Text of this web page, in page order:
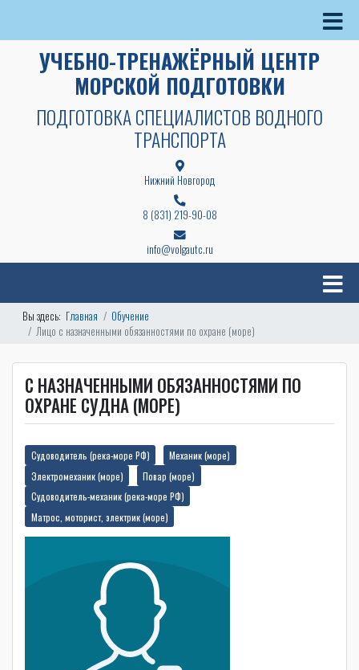
УЧЕБНО-ТРЕНАЖЁРНЫЙ ЦЕНТР
МОРСКОЙ ПОДГОТОВКИ
ПОДГОТОВКА СПЕЦИАЛИСТОВ ВОДНОГО
ТРАНСПОРТА
Нижний Новгород
8 (831) 219-90-08
info@volgautc.ru
Вы здесь: Главная
Обучение
Лицо с назначенными обязанностями по охране (море)
С НАЗНАЧЕННЫМИ ОБЯЗАННОСТЯМИ ПО
ОХРАНЕ СУДНА (МОРЕ)
Судоводитель (река-море РФ)
Механик (море)
Электромеханик (море)
Повар (море)
Судоводитель-механик (река-море РФ)
Матрос, моторист, электрик (море)